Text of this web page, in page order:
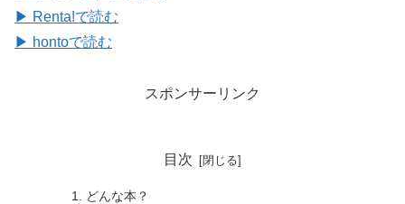
▶ Renta!で読む
▶ hontoで読む
スポンサーリンク
目次
どんな本？